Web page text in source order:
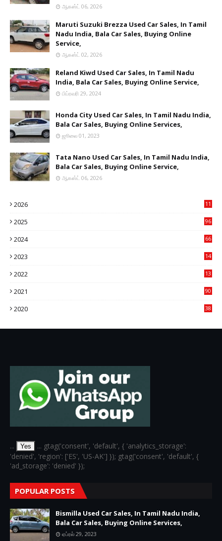
ஆகஸ்ட் 06, 2026
Maruti Suzuki Brezza Used Car Sales, In Tamil
Nadu India, Bala Car Sales, Buying Online
Service,
ஆகஸ்ட் 02, 2026
Reland Kiwd Used Car Sales, In Tamil Nadu
India, Bala Car Sales, Buying Online Service,
பிப்ரவரி 29, 2024
Honda City Used Car Sales, In Tamil Nadu India,
Bala Car Sales, Buying Online Services,
ஜூலை 01, 2023
Tata Nano Used Car Sales, In Tamil Nadu India,
Bala Car Sales, Buying Online Service,
ஆகஸ்ட் 06, 2026
2026
11
2025
96
2024
66
2023
14
2022
13
2021
90
2020
38
... Yes
... gtag('consent', 'default', { 'analytics_storage':
'denied', 'region': ['ES', 'US-AK'] }); gtag('consent', 'default', {
'ad_storage': 'denied' });
POPULAR POSTS
Bismilla Used Car Sales, In Tamil Nadu India,
Bala Car Sales, Buying Online Services,
ஏப்ரல் 29, 2023